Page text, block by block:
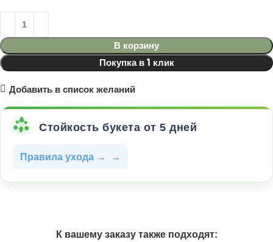
В корзину
Покупка в 1 клик
Добавить в список желаний
Стойкость букета от 5 дней
Правила ухода →
К вашему заказу также подходят: